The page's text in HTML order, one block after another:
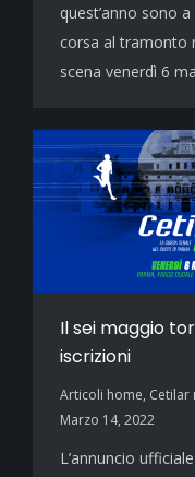
quest’anno sono
corsa al tramonto
scena venerdì 6
Il sei maggio
iscrizioni
Articoli home, Cetilar
Marzo 14, 2022
L’annuncio